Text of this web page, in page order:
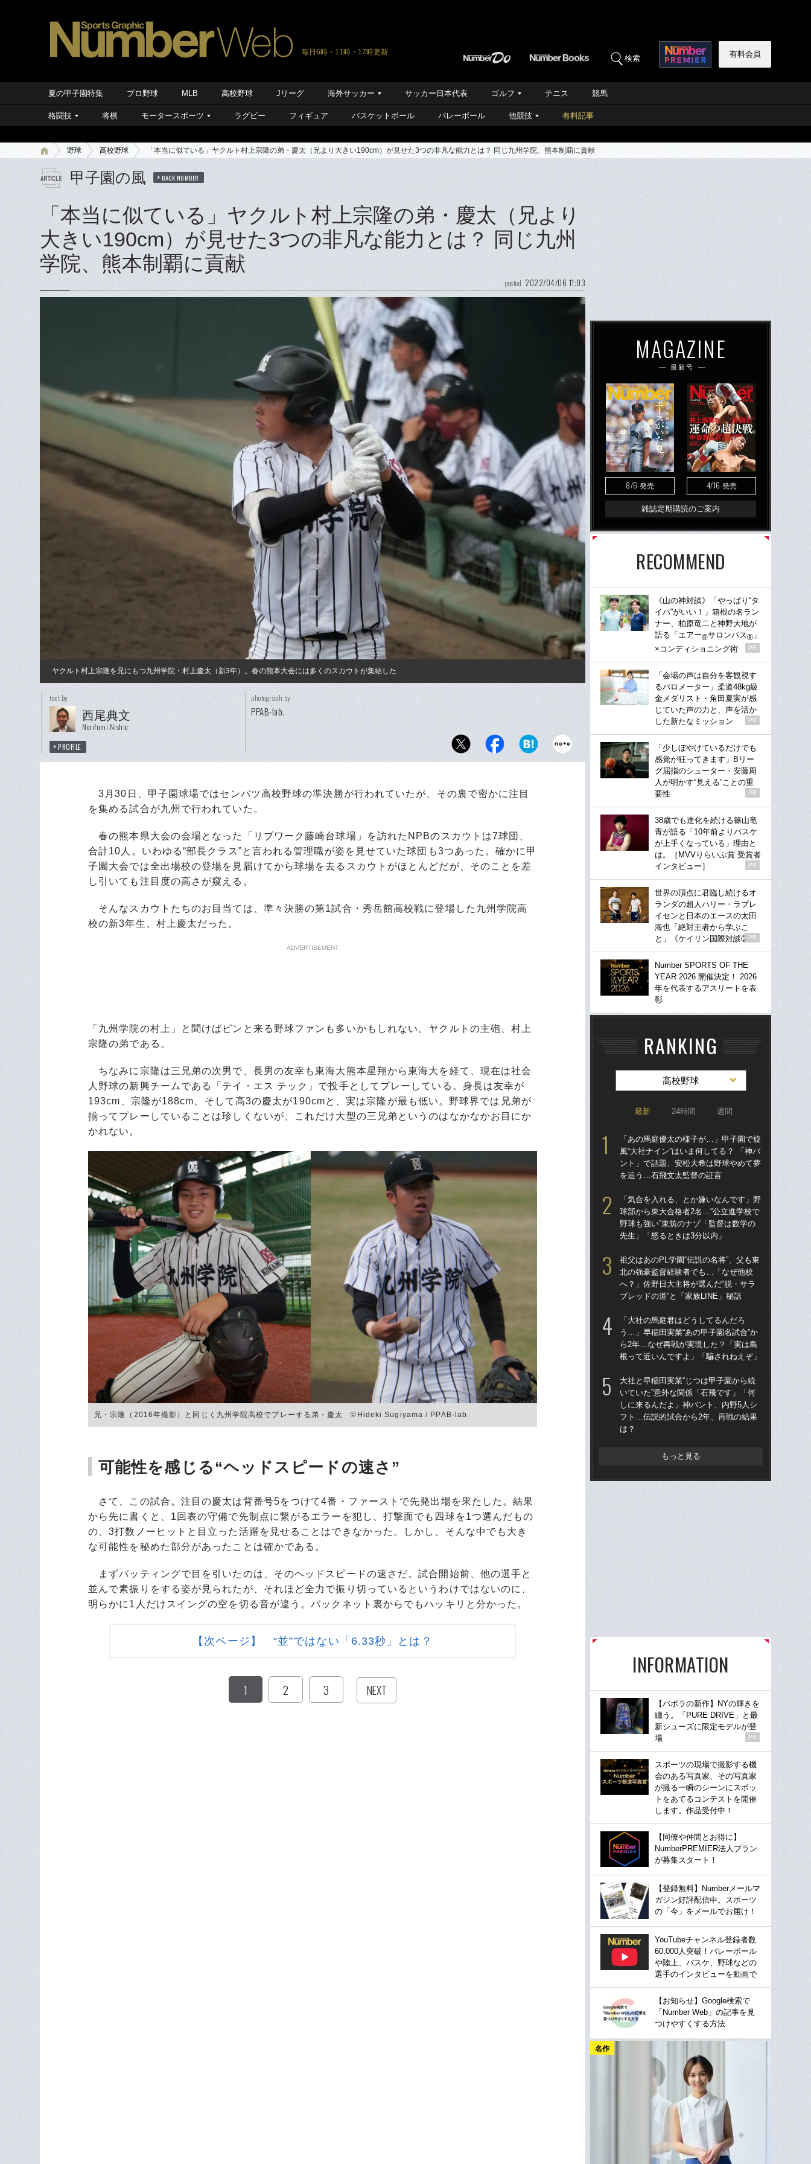
毎日6時・11時・17時更新
検索 有料会員
夏の甲子園特集 プロ野球 MLB 高校野球 Jリーグ 海外サッカー サッカー日本代表 ゴルフ テニス 競馬
格闘技 将棋 モータースポーツ ラグビー フィギュア バスケットボール バレーボール 他競技 有料記事
野球 高校野球 「本当に似ている」ヤクルト村上宗隆の弟・慶太（兄より大きい190cm）が見せた3つの非凡な能力とは？ 同じ九州学院、熊本制覇に貢献
甲子園の風 BACK NUMBER
「本当に似ている」ヤクルト村上宗隆の弟・慶太（兄より
大きい190cm）が見せた3つの非凡な能力とは？ 同じ九州
学院、熊本制覇に貢献
posted 2022/04/06 11:03
ヤクルト村上宗隆を兄にもつ九州学院・村上慶太（新3年）。春の熊本大会には多くのスカウトが集結した
text by
西尾典文
Norifumi Nishio
PROFILE
photograph by
PPAB-lab.
3月30日、甲子園球場ではセンバツ高校野球の準決勝が行われていたが、その裏で密かに注目
を集める試合が九州で行われていた。
春の熊本県大会の会場となった「リブワーク藤崎台球場」を訪れたNPBのスカウトは7球団、
合計10人。いわゆる“部長クラス”と言われる管理職が姿を見せていた球団も3つあった。確かに甲
子園大会では全出場校の登場を見届けてから球場を去るスカウトがほとんどだが、そのことを差
し引いても注目度の高さが窺える。
そんなスカウトたちのお目当ては、準々決勝の第1試合・秀岳館高校戦に登場した九州学院高
校の新3年生、村上慶太だった。
ADVERTISEMENT
「九州学院の村上」と聞けばピンと来る野球ファンも多いかもしれない。ヤクルトの主砲、村上
宗隆の弟である。
ちなみに宗隆は三兄弟の次男で、長男の友幸も東海大熊本星翔から東海大を経て、現在は社会
人野球の新興チームである「テイ・エス テック」で投手としてプレーしている。身長は友幸が
193cm、宗隆が188cm、そして高3の慶太が190cmと、実は宗隆が最も低い。野球界では兄弟が
揃ってプレーしていることは珍しくないが、これだけ大型の三兄弟というのはなかなかお目にか
かれない。
兄・宗隆（2016年撮影）と同じく九州学院高校でプレーする弟・慶太 ©︎Hideki Sugiyama / PPAB-lab.
可能性を感じる“ヘッドスピードの速さ”
さて、この試合。注目の慶太は背番号5をつけて4番・ファーストで先発出場を果たした。結果
から先に書くと、1回表の守備で先制点に繋がるエラーを犯し、打撃面でも四球を1つ選んだもの
の、3打数ノーヒットと目立った活躍を見せることはできなかった。しかし、そんな中でも大き
な可能性を秘めた部分があったことは確かである。
まずバッティングで目を引いたのは、そのヘッドスピードの速さだ。試合開始前、他の選手と
並んで素振りをする姿が見られたが、それほど全力で振り切っているというわけではないのに、
明らかに1人だけスイングの空を切る音が違う。バックネット裏からでもハッキリと分かった。
【次ページ】 “並”ではない「6.33秒」とは？
1 2 3 NEXT
MAGAZINE
最新号
8/6 発売 4/16 発売
雑誌定期購読のご案内
RECOMMEND
《山の神対談》「やっぱり“タ
イパ”がいい！」箱根の名ラン
ナー、柏原竜二と神野大地が
語る「エアー®サロンパス® 」
×コンディショニング術
PR
「会場の声は自分を客観視す
るバロメーター」柔道48kg級
金メダリスト・角田夏実が感
じていた声の力と、声を活か
した新たなミッション
PR
「少しぼやけているだけでも
感覚が狂ってきます」Bリー
グ屈指のシューター・安藤周
人が明かす“見える”ことの重
要性
PR
38歳でも進化を続ける篠山竜
青が語る「10年前よりバスケ
が上手くなっている」理由と
は。［MVVりらいぶ賞 受賞者
インタビュー］
PR
世界の頂点に君臨し続けるオ
ランダの超人ハリー・ラブレ
イセンと日本のエースの太田
海也「絶対王者から学ぶこ
と」《ケイリン国際対談②》
PR
Number SPORTS OF THE
YEAR 2026 開催決定！ 2026
年を代表するアスリートを表
彰
RANKING
高校野球
最新 24時間 週間
「あの馬庭優太の様子が…」甲子園で旋
風“大社ナイン”はいま何してる？ 「神バ
ント」で話題、安松大希は野球やめて夢
を追う…石飛文太監督の証言
「気合を入れる、とか嫌いなんです」野
球部から東大合格者2名…“公立進学校で
野球も強い”東筑のナゾ「監督は数学の
先生」「怒るときは3分以内」
祖父はあのPL学園“伝説の名将”、父も東
北の強豪監督経験者でも…「なぜ他校
へ？」佐野日大主将が選んだ“脱・サラ
ブレッドの道”と「家族LINE」秘話
「大社の馬庭君はどうしてるんだろ
う…」早稲田実業“あの甲子園名試合”か
ら2年…なぜ再戦が実現した？「実は島
根って近いんですよ」「騙されねえぞ」
大社と早稲田実業“じつは甲子園から続
いていた”意外な関係「石飛です」「何
しに来るんだよ」神バント、内野5人シ
フト…伝説的試合から2年、再戦の結果
は？
もっと見る
INFORMATION
【バボラの新作】NYの輝きを
纏う。「PURE DRIVE」と最
新シューズに限定モデルが登
場
PR
スポーツの現場で撮影する機
会のある写真家、その写真家
が撮る一瞬のシーンにスポッ
トをあてるコンテストを開催
します。作品受付中！
【同僚や仲間とお得に】
NumberPREMIER法人プラン
が募集スタート！
【登録無料】Numberメールマ
ガジン好評配信中。スポーツ
の「今」をメールでお届け！
YouTubeチャンネル登録者数
60,000人突破！バレーボール
や陸上、バスケ、野球などの
選手のインタビューを動画で
【お知らせ】Google検索で
「Number Web」の記事を見
つけやすくする方法
名作